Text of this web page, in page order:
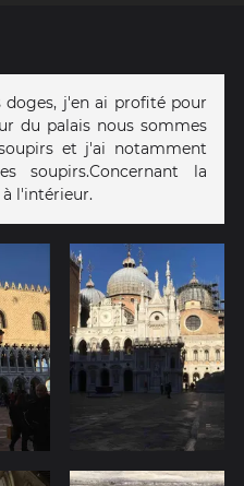
doges, j'en ai profité pour
du palais nous sommes
et j'ai notamment
soupirs.Concernant la
l'intérieur.